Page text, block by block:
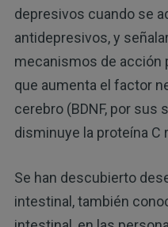
depresivos cuando se
antidepresivos, y
mecanismos de acción
que aumenta el factor
cerebro (BDNF, por sus
disminuye la proteína C
Se han descubierto
intestinal, también